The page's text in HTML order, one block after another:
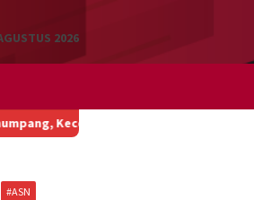
2026
Beruntun, dan Main Padel di Bali:
#ASN